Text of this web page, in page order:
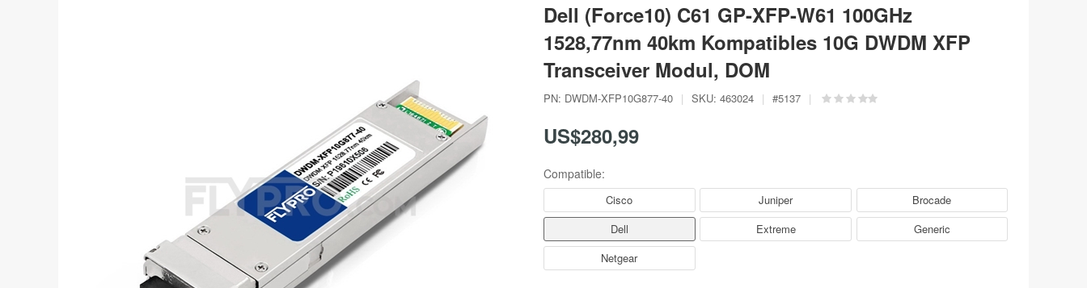
Dell (Force10) C61 GP-XFP-W61 100GHz
1528,77nm 40km Kompatibles 10G DWDM XFP
Transceiver Modul, DOM
PN: DWDM-XFP10G877-40 | SKU: 463024 | #5137 |
US$280,99
Compatible:
Cisco Juniper
Brocade
Dell
Extreme
Generic
Netgear